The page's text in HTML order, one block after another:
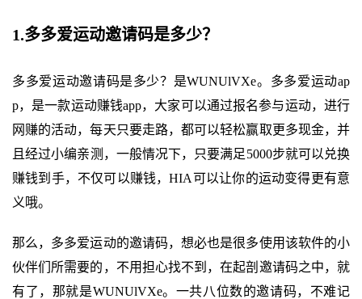
1.多多爱运动邀请码是多少？
多多爱运动邀请码是多少？是WUNUlVXe。多多爱运动ap
p，是一款运动赚钱app，大家可以通过报名参与运动，进行
网赚的活动，每天只要走路，都可以轻松赢取更多现金，并
且经过小编亲测，一般情况下，只要满足5000步就可以兑换
赚钱到手，不仅可以赚钱，HIA可以让你的运动变得更有意
义哦。
那么，多多爱运动的邀请码，想必也是很多使用该软件的小
伙伴们所需要的，不用担心找不到，在起剖邀请码之中，就
有了，那就是WUNUlVXe。一共八位数的邀请码，不难记